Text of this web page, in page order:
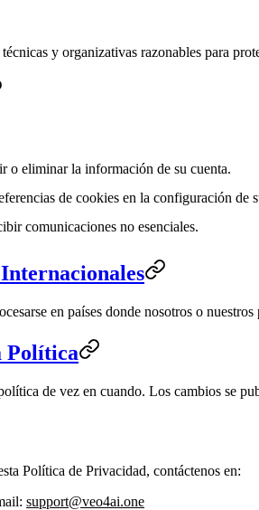
y organizativas razonables para
o eliminar la información de su cuenta.
de cookies en la configuración de
comunicaciones no esenciales.
en países donde nosotros o
Política
de vez en cuando. Los cambios se
Política de Privacidad, contáctenos en:
: support@veo4ai.one